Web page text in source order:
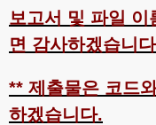
보고서 및 파일 이
면 감사하겠습니
** 제출물은 코드
하겠습니다.